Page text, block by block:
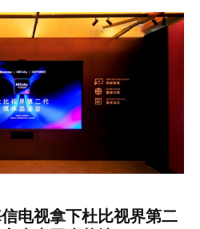
电视拿下杜比视界第二